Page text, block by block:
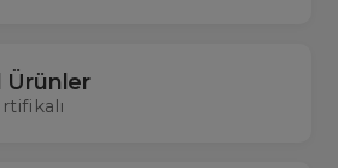
Ürünler